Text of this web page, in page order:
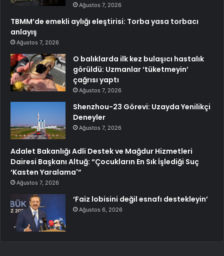
Ağustos 7, 2026
TBMM’de emekli aylığı eleştirisi: Torba yasa torbacı
anlayış
Ağustos 7, 2026
O balıklarda ilk kez bulaşıcı hastalık
görüldü: Uzmanlar ‘tüketmeyin’
çağrısı yaptı
Ağustos 7, 2026
Shenzhou-23 Görevi: Uzayda Yenilikçi
Deneyler
Ağustos 7, 2026
Adalet Bakanlığı Adli Destek ve Mağdur Hizmetleri
Dairesi Başkanı Altuğ: “Çocukların En Sık İşlediği Suç
‘Kasten Yaralama'”
Ağustos 7, 2026
‘Faiz lobisini değil esnafı destekleyin’
Ağustos 6, 2026